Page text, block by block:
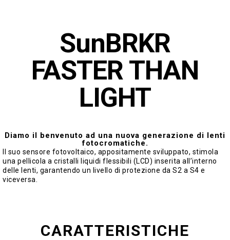
SunBRKR
FASTER THAN
LIGHT
Diamo il benvenuto ad una nuova generazione di lenti
fotocromatiche.
Il suo sensore fotovoltaico, appositamente sviluppato, stimola
una pellicola a cristalli liquidi flessibili (LCD) inserita all’interno
delle lenti, garantendo un livello di protezione da S2 a S4 e
viceversa.
CARATTERISTICHE